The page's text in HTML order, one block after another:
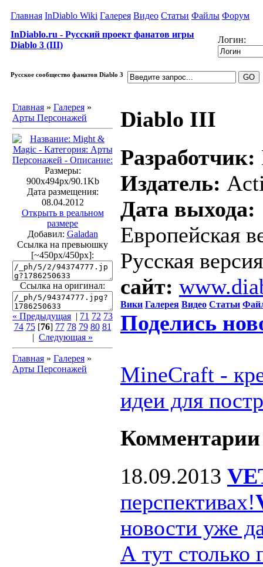
Главная InDiablo Wiki Галерея Видео Статьи Файлы Форум
InDiablo.ru - Русский проект фанатов игры
Diablo 3 (III)
Логин:
Русское сообщество фанатов Diablo 3
Главная » Галерея »
Арты Персонажей
Размеры:
900x494px/90.1Kb
Дата размещения:
08.04.2012
Открыть в реальном
размере
Добавил: Galadan
Ссылка на превьюшку
[~450px/450px]:
Ссылка на оригинал:
« Предыдущая | 71 72 73
74 75[76] 77 78 79 80 81
| Следующая »
Главная » Галерея »
Арты Персонажей
Diablo III
Разработчик:
Издатель:
Дата выхода:
Европейская
Русская
сайт:
Вики Галерея Видео Статьи
Поделись
MineCraft -
идеи для
Комментарии
18.09.2013
перспективах!
новости уже
А тут